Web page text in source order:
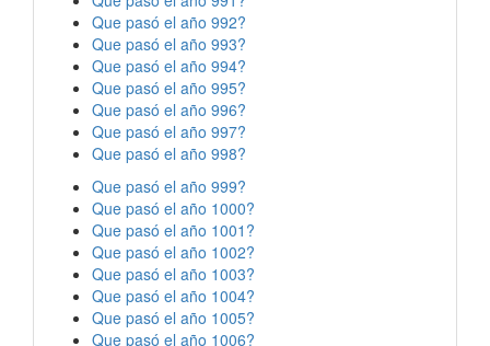
Que pasó el año 992?
Que pasó el año 993?
Que pasó el año 994?
Que pasó el año 995?
Que pasó el año 996?
Que pasó el año 997?
Que pasó el año 998?
Que pasó el año 999?
Que pasó el año 1000?
Que pasó el año 1001?
Que pasó el año 1002?
Que pasó el año 1003?
Que pasó el año 1004?
Que pasó el año 1005?
Que pasó el año 1006?